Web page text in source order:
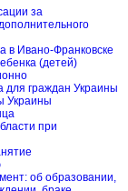
за
в Ивано-Франковске
(детей)
для граждан Украины
Украины
при
об образовании,